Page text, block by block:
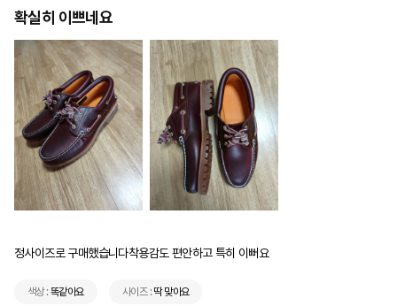
확실히 이쁘네요
정사이즈로 구매했습니다착용감도 편안하고 특히 이뻐요
색상 : 똑같아요 사이즈 : 딱 맞아요